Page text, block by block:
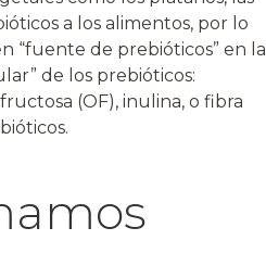
a los alimentos, por lo
“fuente de prebióticos” en la
de los prebióticos:
(OF), inulina, o fibra